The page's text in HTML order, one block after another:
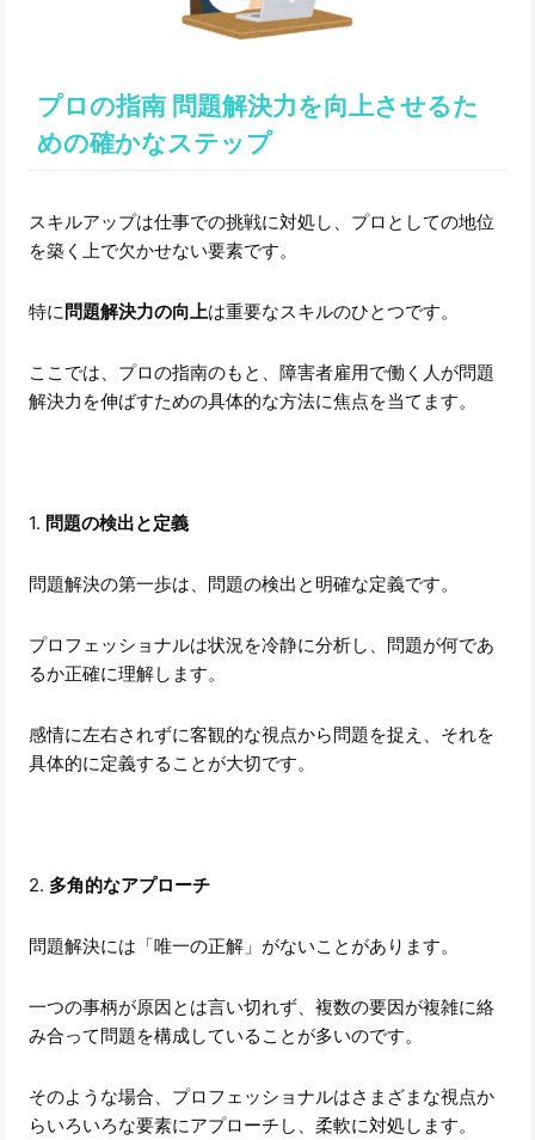
プロの指南 問題解決力を向上させるた
めの確かなステップ
スキルアップは仕事での挑戦に対処し、プロとしての地位
を築く上で欠かせない要素です。
特に問題解決力の向上は重要なスキルのひとつです。
ここでは、プロの指南のもと、障害者雇用で働く人が問題
解決力を伸ばすための具体的な方法に焦点を当てます。
1. 問題の検出と定義
問題解決の第一歩は、問題の検出と明確な定義です。
プロフェッショナルは状況を冷静に分析し、問題が何であ
るか正確に理解します。
感情に左右されずに客観的な視点から問題を捉え、それを
具体的に定義することが大切です。
2. 多角的なアプローチ
問題解決には「唯一の正解」がないことがあります。
一つの事柄が原因とは言い切れず、複数の要因が複雑に絡
み合って問題を構成していることが多いのです。
そのような場合、プロフェッショナルはさまざまな視点か
らいろいろな要素にアプローチし、柔軟に対処します。